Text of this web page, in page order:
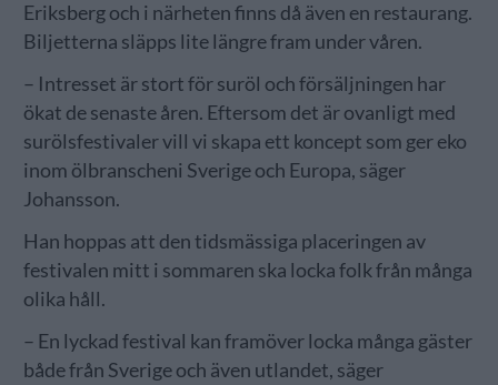
Eriksberg och i närheten finns då även en restaurang.
Biljetterna släpps lite längre fram under våren.
– Intresset är stort för suröl och försäljningen har
ökat de senaste åren. Eftersom det är ovanligt med
surölsfestivaler vill vi skapa ett koncept som ger eko
inom ölbranscheni Sverige och Europa, säger
Johansson.
Han hoppas att den tidsmässiga placeringen av
festivalen mitt i sommaren ska locka folk från många
olika håll.
– En lyckad festival kan framöver locka många gäster
både från Sverige och även utlandet, säger